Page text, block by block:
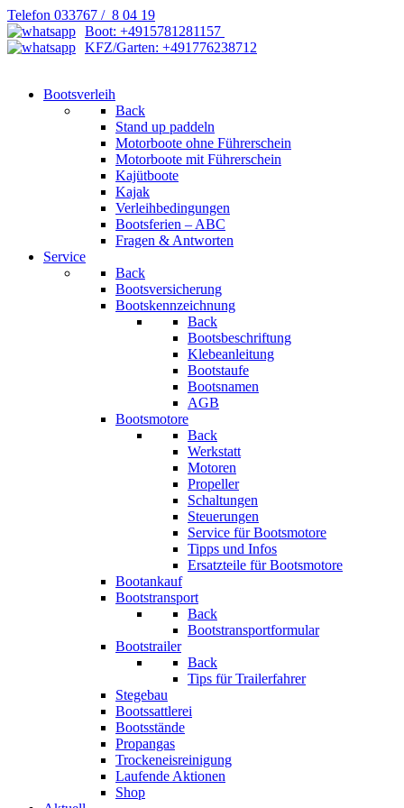
Telefon 033767 / 8 04 19
Boot: +4915781281157
KFZ/Garten: +491776238712
Bootsverleih
Back
Stand up paddeln
Motorboote ohne Führerschein
Motorboote mit Führerschein
Kajütboote
Kajak
Verleihbedingungen
Bootsferien – ABC
Fragen & Antworten
Service
Back
Bootsversicherung
Bootskennzeichnung
Back
Bootsbeschriftung
Klebeanleitung
Bootstaufe
Bootsnamen
AGB
Bootsmotore
Back
Werkstatt
Motoren
Propeller
Schaltungen
Steuerungen
Service für Bootsmotore
Tipps und Infos
Ersatzteile für Bootsmotore
Bootankauf
Bootstransport
Back
Bootstransportformular
Bootstrailer
Back
Tips für Trailerfahrer
Stegebau
Bootssattlerei
Bootsstände
Propangas
Trockeneisreinigung
Laufende Aktionen
Shop